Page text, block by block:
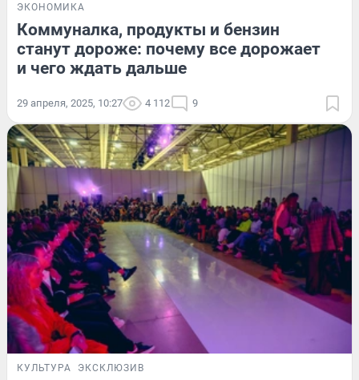
ЭКОНОМИКА
Коммуналка, продукты и бензин
станут дороже: почему все дорожает
и чего ждать дальше
29 апреля, 2025, 10:27 4 112 9
КУЛЬТУРА ЭКСКЛЮЗИВ